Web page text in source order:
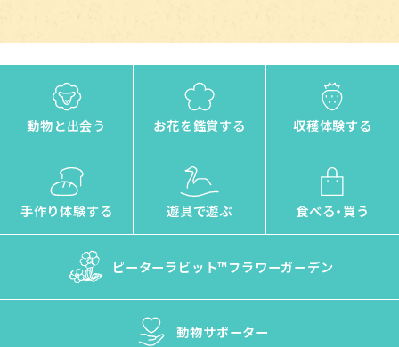
動物と出会う お花を鑑賞する 収穫体験する
手作り体験する 遊具で遊ぶ 食べる・買う
ピーターラビット™フラワーガーデン
動物サポーター